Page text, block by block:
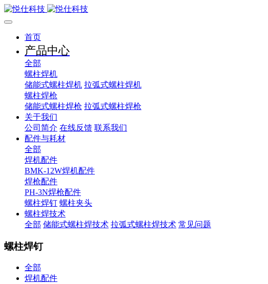
首页
产品中心
全部
螺柱焊机
储能式螺柱焊机 拉弧式螺柱焊机
螺柱焊枪
储能式螺柱焊枪 拉弧式螺柱焊枪
关于我们
公司简介 在线反馈 联系我们
配件与耗材
全部
焊机配件
BMK-12W焊机配件
焊枪配件
PH-3N焊枪配件
螺柱焊钉 螺柱夹头
螺柱焊技术
全部 储能式螺柱焊技术 拉弧式螺柱焊技术 常见问题
螺柱焊钉
全部
焊机配件